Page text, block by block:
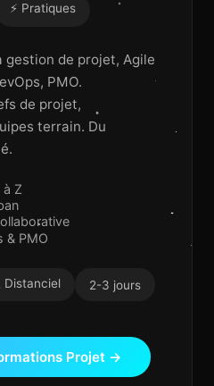
⚡ Pratiques
gestion de projet, Agile
PMO.
de projet,
terrain. Du
Z
& PMO
Distanciel 2-3 jours
Projet →